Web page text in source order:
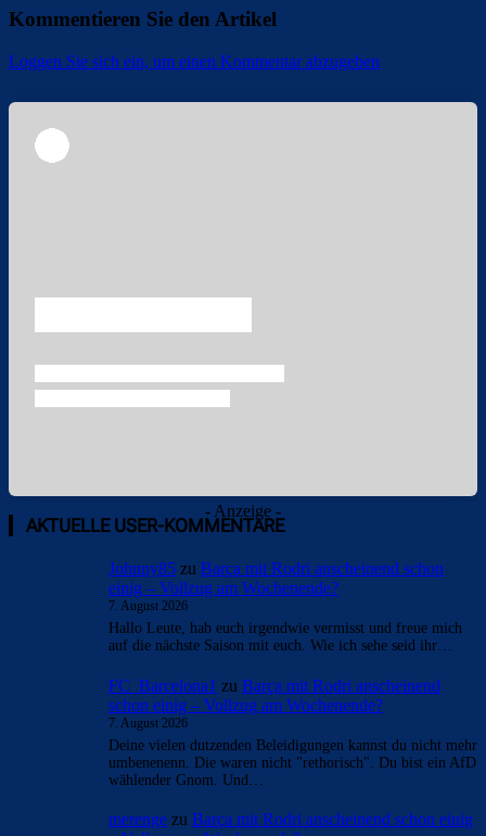
Kommentieren Sie den Artikel
Loggen Sie sich ein, um einen Kommentar abzugeben
- Anzeige -
AKTUELLE USER-KOMMENTARE
Johnny85 zu Barça mit Rodri anscheinend schon
einig – Vollzug am Wochenende?
7. August 2026
Hallo Leute, hab euch irgendwie vermisst und freue mich
auf die nächste Saison mit euch. Wie ich sehe seid ihr…
FC_Barcelona1 zu Barça mit Rodri anscheinend
schon einig – Vollzug am Wochenende?
7. August 2026
Deine vielen dutzenden Beleidigungen kannst du nicht mehr
umbenenenn. Die waren nicht "rethorisch". Du bist ein AfD
wählender Gnom. Und…
merenge zu Barça mit Rodri anscheinend schon einig